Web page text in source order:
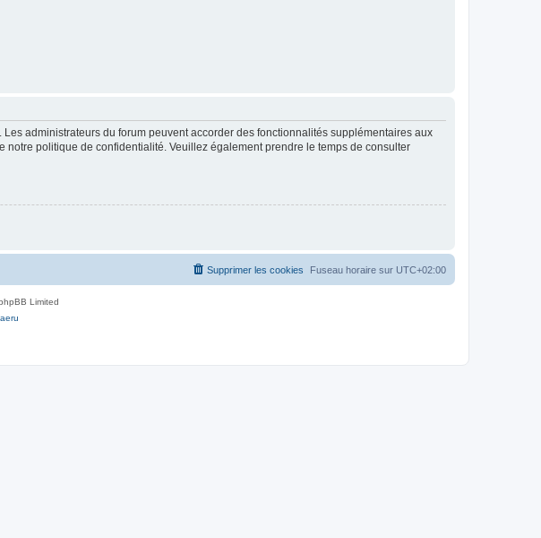
administrateurs du forum peuvent accorder des fonctionnalités supplémentaires aux
notre politique de confidentialité. Veuillez également prendre le temps de consulter
Fuseau horaire sur UTC+02:00
Supprimer les cookies
Limited